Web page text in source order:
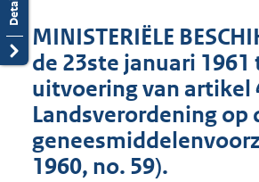
MINISTERIËLE
de 23ste januari 1961
uitvoering van artikel
Landsverordening op
1960, no. 59).